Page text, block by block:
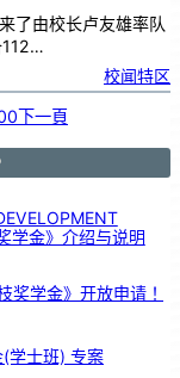
了由校长卢友雄率队
112…
校闻特区
下一頁
学金》介绍与说明
奖学金》开放申请！
(学士班) 专案